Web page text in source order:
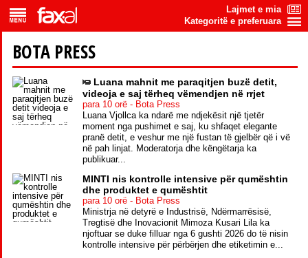
Lajmet e mia
Kategoritë e preferuara
BOTA PRESS
Luana mahnit me paraqitjen buzë detit,
videoja e saj tërheq vëmendjen në rrjet
para 10 orë - Bota Press
Luana Vjollca ka ndarë me ndjekësit një tjetër
moment nga pushimet e saj, ku shfaqet elegante
pranë detit, e veshur me një fustan të gjelbër që i vë
në pah linjat. Moderatorja dhe këngëtarja ka
publikuar...
MINTI nis kontrolle intensive për qumështin
dhe produktet e qumështit
para 10 orë - Bota Press
Ministrja në detyrë e Industrisë, Ndërmarrësisë,
Tregtisë dhe Inovacionit Mimoza Kusari Lila ka
njoftuar se duke filluar nga 6 gushti 2026 do të nisin
kontrolle intensive për përbërjen dhe etiketimin e...